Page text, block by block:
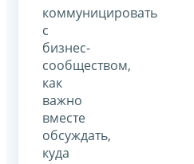
коммуницировать
с
бизнес-
сообществом,
как
важно
вместе
обсуждать,
куда